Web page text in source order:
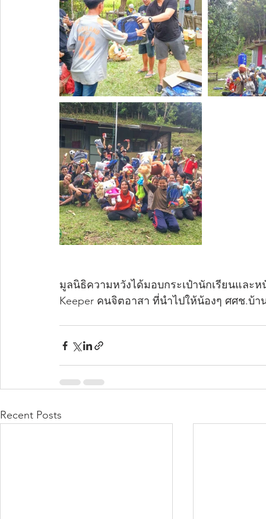
มูลนิธิความหวังได้มอบกระเป๋านักเรียนและ
Keeper คนจิตอาสา ที่นำไปให้น้องๆ ศศช.บ้
Recent Posts